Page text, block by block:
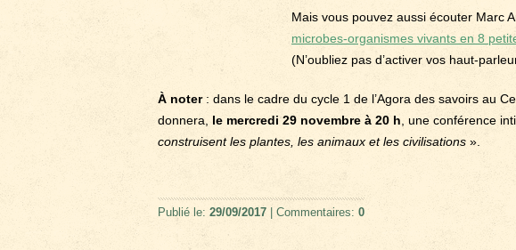
Mais vous pouvez aussi écouter Marc
microbes-organismes vivants en 8
(N’oubliez pas d’activer vos haut-
À noter: dans le cadre du cycle 1 de l’Agora des savoirs au
donnera,
le mercredi 29 novembre à 20 h , une conférence
construisent les plantes, les animaux et les civilisations ».
Publié le: 29/09/2017 | Commentaires: 0